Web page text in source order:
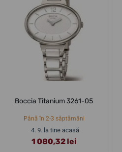
Boccia Titanium 3261-05
Până în 2-3 săptămâni
4. 9. la tine acasă
1 080,32 lei